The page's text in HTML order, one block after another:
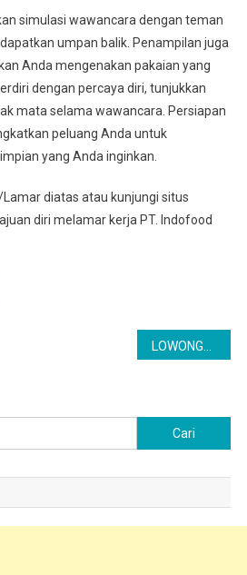
simulasi wawancara dengan teman
umpan balik. Penampilan juga
Anda mengenakan pakaian yang
dengan percaya diri, tunjukkan
mata selama wawancara. Persiapan
peluang Anda untuk
yang Anda inginkan.
diatas atau kunjungi situs
diri melamar kerja PT. Indofood
untuk: